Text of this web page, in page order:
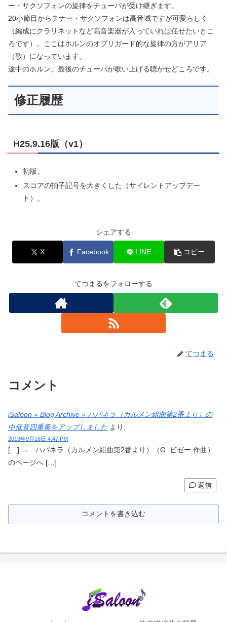
ー・サクソフォンの旋律をチューバが受け継ぎます。
20小節目からテナー・サクソフォンは高音域ですが可愛らしく
（編成にクラリネットなど高音楽器が入っていれば任せたいとこ
ろです）。ここはホルンのオブリガード的な旋律の方がアリア
（歌）になっています。
途中のホルン、最後のチューバが歌い上げる聴かせどころです。
修正履歴
H25.9.16版（v1）
初版。
スコアの拍子記号を大きくした（サイレントアップデー
ト）。
シェアする
X Facebook LINE コピー
てつまるをフォローする
てつまる
コメント
iSaloon » Blog Archive » ハバネラ（カルメン組曲第2番より）の
中低音四重奏をアップしました より:
2013年9月16日 4:47 PM
[…] → ハバネラ（カルメン組曲第2番より）（G. ビゼー 作曲）
のページへ […]
返信
コメントを書き込む